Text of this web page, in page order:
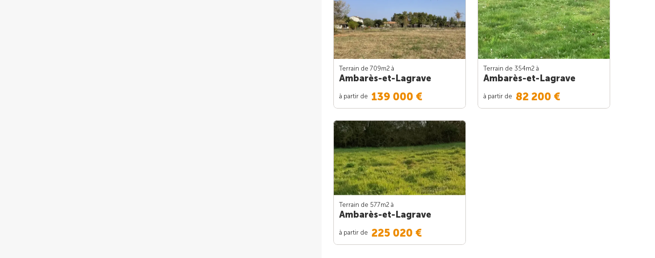
Terrain de 709m2 à
Ambarès-et-Lagrave
à partir de 139 000 €
Terrain de 354m2 à
Ambarès-et-Lagrave
à partir de 82 200 €
Terrain de 577m2 à
Ambarès-et-Lagrave
à partir de 225 020 €